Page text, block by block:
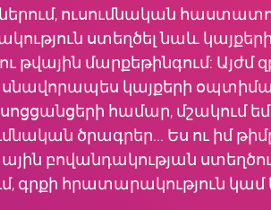
ուսումնական
ստեղծել նաև
թվային մարքեթինգում: Այժմ
կայքերի
սոցցանցերի համար, մշակում
ծրագրեր... Ես ու իմ
բովանդակության
գրքի հրատարակություն